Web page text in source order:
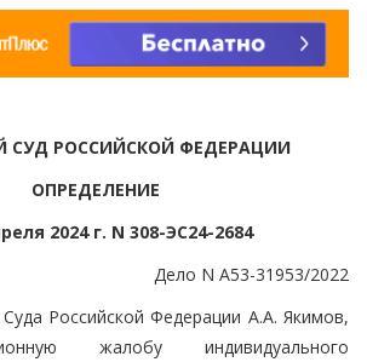
СУД РОССИЙСКОЙ ФЕДЕРАЦИИ
ОПРЕДЕЛЕНИЕ
2024 г. N 308-ЭС24-2684
Дело N А53-31953/2022
Российской Федерации А.А. Якимов,
жалобу индивидуального